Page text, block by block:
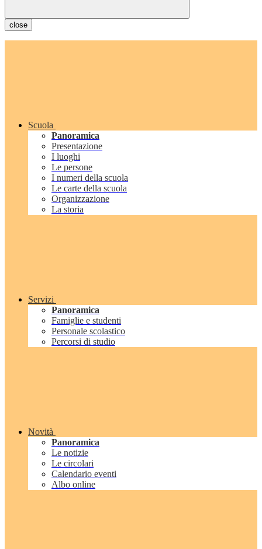
close
Scuola
Panoramica
Presentazione
I luoghi
Le persone
I numeri della scuola
Le carte della scuola
Organizzazione
La storia
Servizi
Panoramica
Famiglie e studenti
Personale scolastico
Percorsi di studio
Novità
Panoramica
Le notizie
Le circolari
Calendario eventi
Albo online